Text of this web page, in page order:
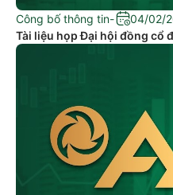
Công bố thông tin-
04/02/
Tài liệu họp Đại hội đồng cổ